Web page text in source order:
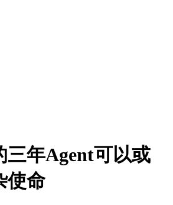
三年Agent可以或
使命